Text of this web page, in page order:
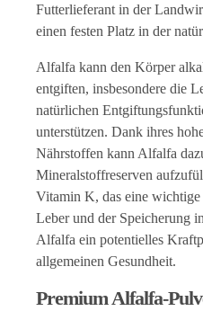
Futterlieferant in der
einen festen Platz in der
Alfalfa kann den Körper
entgiften, insbesondere die
natürlichen
unterstützen. Dank ihres
Nährstoffen kann Alfalfa
Mineralstoffreserven
Vitamin K, das eine
Leber und der Speicherung
Alfalfa ein potentielles
allgemeinen Gesundheit.
Premium Alfalfa-